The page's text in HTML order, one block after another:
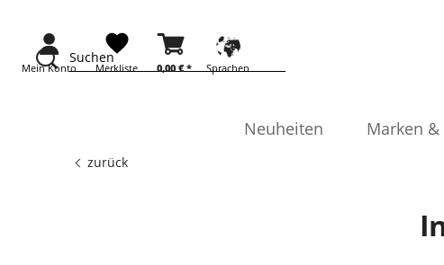
Suchen
Mein Konto 0,00 €*
Merkliste Sprachen
Neuheiten Marken
zurück